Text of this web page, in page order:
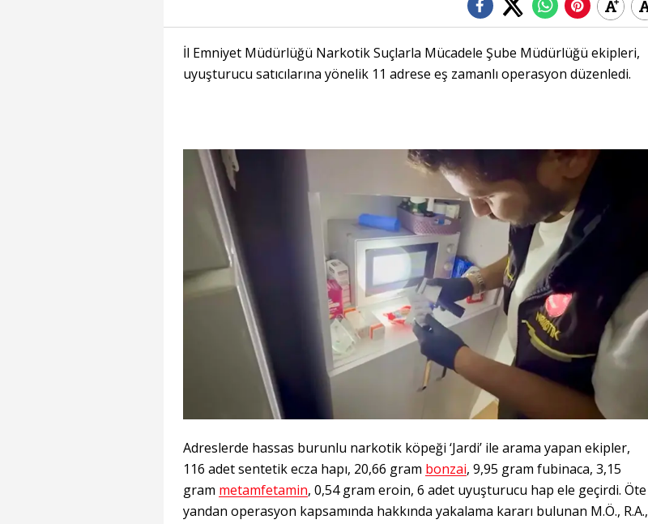
İl Emniyet Müdürlüğü Narkotik Suçlarla Mücadele Şube Müdürlüğü ekipleri,
uyuşturucu satıcılarına yönelik 11 adrese eş zamanlı operasyon düzenledi.
Adreslerde hassas burunlu narkotik köpeği ‘Jardi’ ile arama yapan ekipler,
116 adet sentetik ecza hapı, 20,66 gram bonzai, 9,95 gram fubinaca, 3,15
gram metamfetamin, 0,54 gram eroin, 6 adet uyuşturucu hap ele geçirdi. Öte
yandan operasyon kapsamında hakkında yakalama kararı bulunan M.Ö., R.A.,